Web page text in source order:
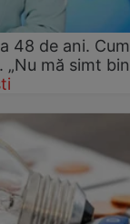
48 de ani. Cum
„Nu mă simt